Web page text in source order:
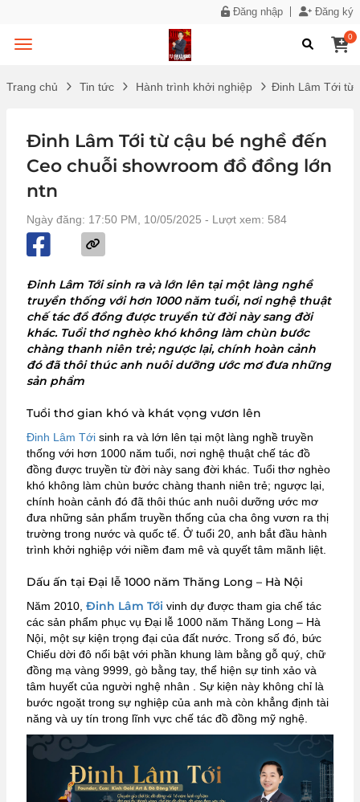
Đăng nhập Đăng ký
0
Trang chủ Tin tức Hành trình khởi nghiệp Đinh Lâm Tới từ
Đinh Lâm Tới từ cậu bé nghề đến
Ceo chuỗi showroom đồ đồng lớn
ntn
Ngày đăng: 17:50 PM, 10/05/2025 - Lượt xem: 584
Đinh Lâm Tới sinh ra và lớn lên tại một làng nghề
truyền thống với hơn 1000 năm tuổi, nơi nghệ thuật
chế tác đồ đồng được truyền từ đời này sang đời
khác. Tuổi thơ nghèo khó không làm chùn bước
chàng thanh niên trẻ; ngược lại, chính hoàn cảnh
đó đã thôi thúc anh nuôi dưỡng ước mơ đưa những
sản phẩm
Tuổi thơ gian khó và khát vọng vươn lên
Đinh Lâm Tới sinh ra và lớn lên tại một làng nghề truyền
thống với hơn 1000 năm tuổi, nơi nghệ thuật chế tác đồ
đồng được truyền từ đời này sang đời khác. Tuổi thơ nghèo
khó không làm chùn bước chàng thanh niên trẻ; ngược lại,
chính hoàn cảnh đó đã thôi thúc anh nuôi dưỡng ước mơ
đưa những sản phẩm truyền thống của cha ông vươn ra thị
trường trong nước và quốc tế. Ở tuổi 20, anh bắt đầu hành
trình khởi nghiệp với niềm đam mê và quyết tâm mãnh liệt.
Dấu ấn tại Đại lễ 1000 năm Thăng Long – Hà Nội
Năm 2010, Đinh Lâm Tới vinh dự được tham gia chế tác
các sản phẩm phục vụ Đại lễ 1000 năm Thăng Long – Hà
Nội, một sự kiện trọng đại của đất nước. Trong số đó, bức
Chiếu dời đô nổi bật với phần khung làm bằng gỗ quý, chữ
đồng mạ vàng 9999, gò bằng tay, thể hiện sự tinh xảo và
tâm huyết của người nghệ nhân
Sự kiện này không chỉ là
bước ngoặt trong sự nghiệp của anh mà còn khẳng định tài
năng và uy tín trong lĩnh vực chế tác đồ đồng mỹ nghệ.